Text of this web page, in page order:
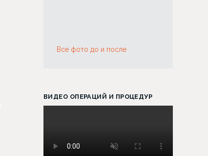
Все фото до и после
ВИДЕО ОПЕРАЦИЙ И ПРОЦЕДУР